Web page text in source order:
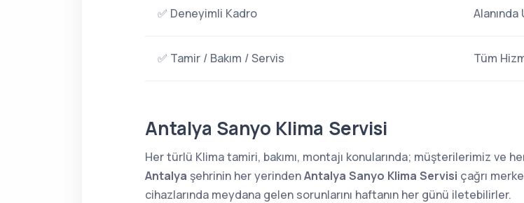
✅ Deneyimli Kadro
✅ Tamir / Bakım / Servis Tüm
Antalya Sanyo Klima Servisi
Her türlü Klima tamiri, bakımı, montajı konularında; müşterilerimiz ve
Antalya şehrinin her yerindenAntalya Sanyo Klima Servisi çağrı
cihazlarında meydana gelen sorunlarını haftanın her günü iletebilirler.